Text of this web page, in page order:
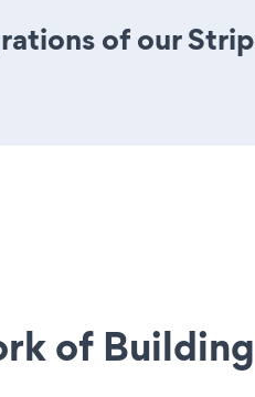
of our
of